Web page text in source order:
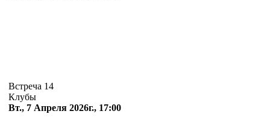
Встреча 14
Клубы
Вт., 7 Апреля 2026г., 17:00